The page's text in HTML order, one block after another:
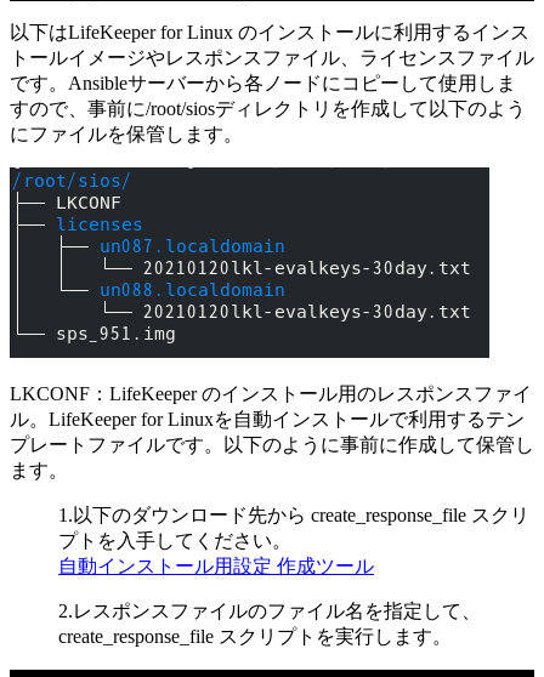
以下はLifeKeeper for Linux のインストールに利用するインス
トールイメージやレスポンスファイル、ライセンスファイル
です。Ansibleサーバーから各ノードにコピーして使用しま
すので、事前に/root/siosディレクトリを作成して以下のよう
にファイルを保管します。
LKCONF：LifeKeeper のインストール用のレスポンスファイ
ル。 LifeKeeper for Linuxを自動インストールで利用するテン
プレートファイルです。以下のように事前に作成して保管し
ます。
1.以下のダウンロード先から create_response_file スクリ
プトを入手してください。
自動インストール用設定 作成ツール
2.レスポンスファイルのファイル名を指定して、
create_response_file スクリプトを実行します。